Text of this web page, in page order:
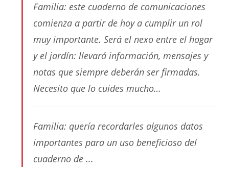
Familia: este cuaderno de comunicaciones
comienza a partir de hoy a cumplir un rol
muy importante. Será el nexo entre el hogar
y el jardín: llevará información, mensajes y
notas que siempre deberán ser firmadas.
Necesito que lo cuides mucho…
Familia: quería recordarles algunos datos
importantes para un uso beneficioso del
cuaderno de ...